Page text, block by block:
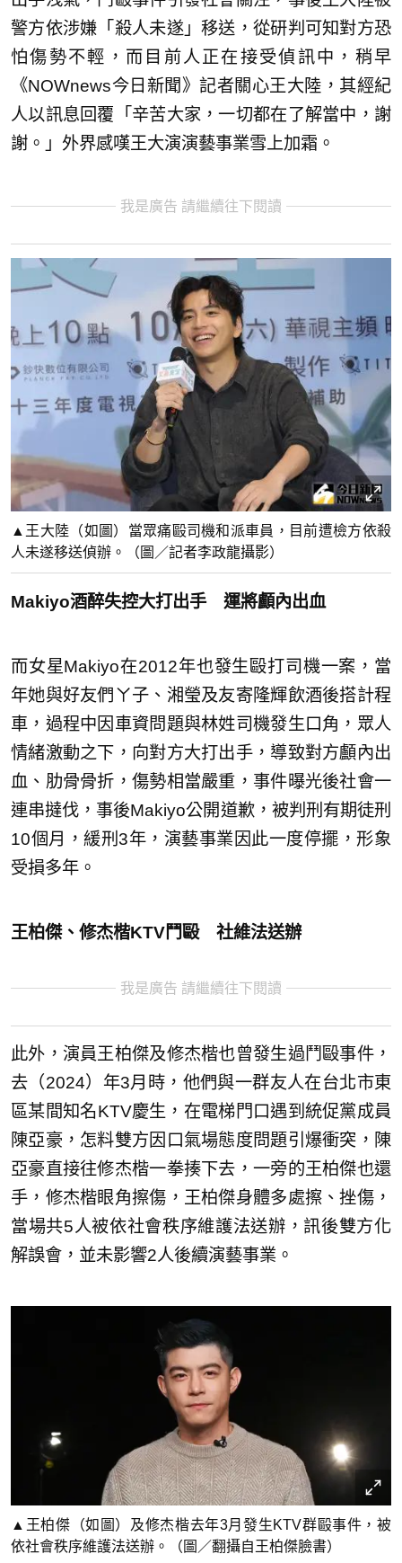
警方依涉嫌「殺人未遂」移送，從研判可知對方恐
怕傷勢不輕，而目前人正在接受偵訊中，稍早
《NOWnews今日新聞》記者關心王大陸，其經紀
人以訊息回覆「辛苦大家，一切都在了解當中，謝
謝。」外界感嘆王大演演藝事業雪上加霜。
我是廣告 請繼續往下閱讀
▲王大陸（如圖）當眾痛毆司機和派車員，目前遭檢方依殺
人未遂移送偵辦。（圖／記者李政龍攝影）
Makiyo酒醉失控大打出手 運將顱內出血
而女星Makiyo在2012年也發生毆打司機一案，當
年她與好友們ㄚ子、湘瑩及友寄隆輝飲酒後搭計程
車，過程中因車資問題與林姓司機發生口角，眾人
情緒激動之下，向對方大打出手，導致對方顱內出
血、肋骨骨折，傷勢相當嚴重，事件曝光後社會一
連串撻伐，事後Makiyo公開道歉，被判刑有期徒刑
10個月，緩刑3年，演藝事業因此一度停擺，形象
受損多年。
王柏傑、修杰楷KTV鬥毆 社維法送辦
我是廣告 請繼續往下閱讀
此外，演員王柏傑及修杰楷也曾發生過鬥毆事件，
去（2024）年3月時，他們與一群友人在台北市東
區某間知名KTV慶生，在電梯門口遇到統促黨成員
陳亞豪，怎料雙方因口氣場態度問題引爆衝突，陳
亞豪直接往修杰楷一拳揍下去，一旁的王柏傑也還
手，修杰楷眼角擦傷，王柏傑身體多處擦、挫傷，
當場共5人被依社會秩序維護法送辦，訊後雙方化
解誤會，並未影響2人後續演藝事業。
▲王柏傑（如圖）及修杰楷去年3月發生KTV群毆事件，被
依社會秩序維護法送辦。（圖／翻攝自王柏傑臉書）